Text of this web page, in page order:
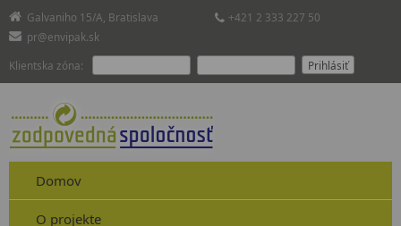
Galvaniho 15/A, Bratislava
+421 2 333 227 50
pr@envipak.sk
Klientska zóna:
Domov
O projekte